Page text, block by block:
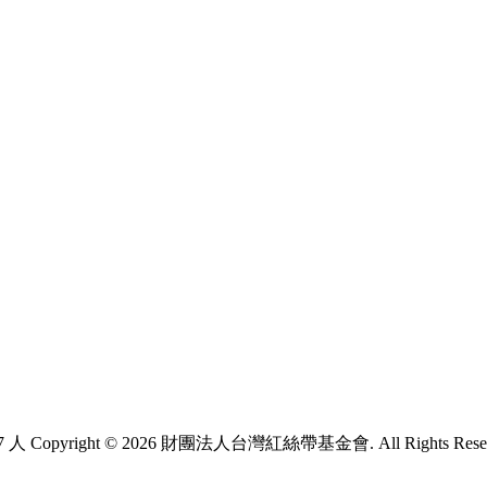
人 Copyright © 2026 財團法人台灣紅絲帶基金會. All Rights